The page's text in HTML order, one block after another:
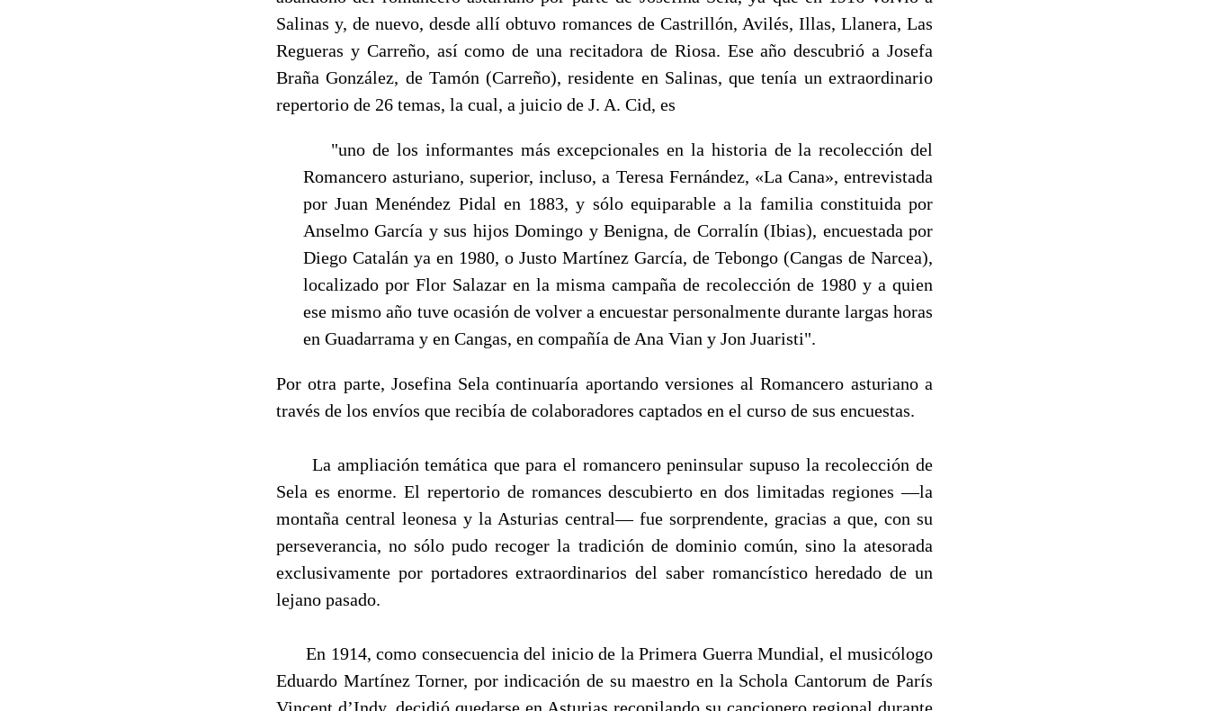
Salinas y, de nuevo, desde allí obtuvo romances de Castrillón, Avilés, Illas, Llanera, Las
Regueras y Carreño, así como de una recitadora de Riosa. Ese año descubrió a Josefa
Braña González, de Tamón (Ca­rreño), residente en Salinas, que tenía un extraordinario
repertorio de 26 temas, la cual, a juicio de J. A. Cid, es
"uno de los informantes más excepcionales en la historia de la recolección del
Romancero asturiano, superior, incluso, a Teresa Fernández, «La Cana», entrevistada
por Juan Menéndez Pidal en 1883, y sólo equiparable a la familia constituida por
Anselmo García y sus hijos Do­mingo y Benigna, de Corralín (Ibias), encuestada por
Diego Catalán ya en 1980, o Justo Mar­tínez García, de Tebongo (Cangas de Narcea),
localizado por Flor Salazar en la misma cam­paña de recolección de 1980 y a quien
ese mismo año tuve ocasión de volver a encuestar personalmente durante largas horas
en Guadarrama y en Cangas, en compañía de Ana Vian y Jon Juaristi".
Por otra parte, Josefina Sela continuaría aportando versiones al Romancero asturiano a
través de los envíos que recibía de colaboradores captados en el curso de sus encuestas.
La ampliación temática que para el romancero peninsular supuso la recolección de
Sela es enorme. El repertorio de romances descubierto en dos limitadas regiones —la
montaña central leonesa y la Asturias central— fue sorprendente, gracias a que, con su
perseverancia, no sólo pudo recoger la tradición de dominio común, sino la atesorada
exclusivamente por portadores extraordinarios del saber romancístico heredado de un
lejano pasado.
En 1914, como consecuencia del inicio de la Primera Guerra Mundial, el musicólogo
Eduar­do Martínez Torner, por indicación de su maestro en la Schola Cantorum de París